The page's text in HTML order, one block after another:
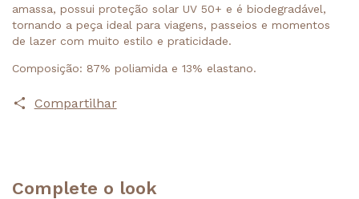
amassa, possui proteção solar UV 50+ e é biodegradável,
tornando a peça ideal para viagens, passeios e momentos
de lazer com muito estilo e praticidade.
Composição: 87% poliamida e 13% elastano.
Compartilhar
Complete o look